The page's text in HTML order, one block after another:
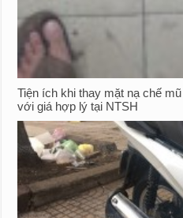
Tiện ích khi thay mặt nạ chế
với giá hợp lý tại NTSH